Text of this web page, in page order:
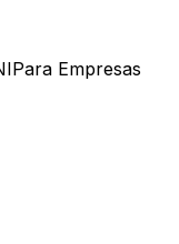
Para Empresas